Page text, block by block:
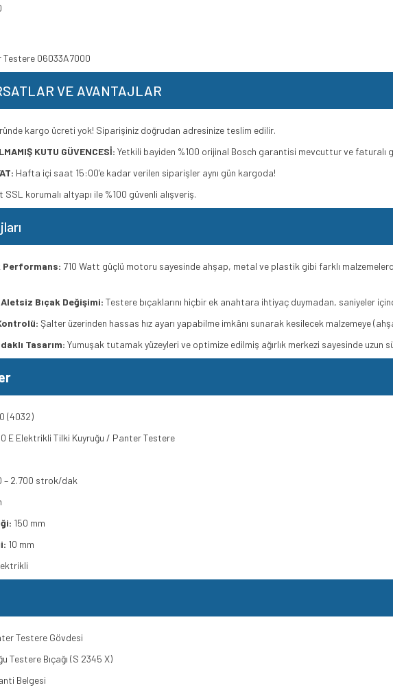
Testere 06033A7000
VE AVANTAJLAR
kargo ücreti yok! Siparişiniz doğrudan adresinize teslim edilir.
KUTU GÜVENCESİ: Yetkili bayiden %100 orijinal Bosch garantisi mevcuttur ve faturalı
Hafta içi saat 15:00’e kadar verilen siparişler aynı gün kargoda!
korumalı altyapı ile %100 güvenli alışveriş.
Performans: 710 Watt güçlü motoru sayesinde ahşap, metal ve plastik gibi farklı
Bıçak Değişimi: Testere bıçaklarını hiçbir ek anahtara ihtiyaç duymadan, saniyeler
Şalter üzerinden hassas hız ayarı yapabilme imkânı sunarak kesilecek malzemeye
Tasarım: Yumuşak tutamak yüzeyleri ve optimize edilmiş ağırlık merkezi sayesinde uzun
(4032)
E Elektrikli Tilki Kuyruğu / Panter Testere
– 2.700 strok/dak
150 mm
10 mm
Testere Gövdesi
Testere Bıçağı (S 2345 X)
Belgesi